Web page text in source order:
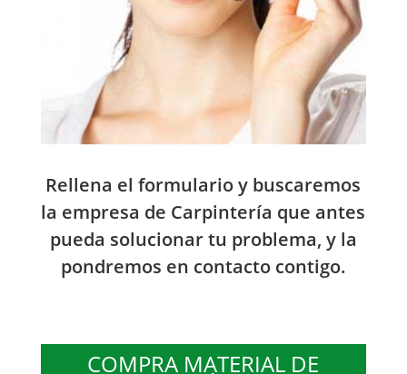
Rellena el formulario y buscaremos
la empresa de Carpintería que antes
pueda solucionar tu problema, y la
pondremos en contacto contigo.
COMPRA MATERIAL DE